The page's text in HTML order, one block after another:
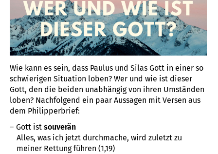
Wie kann es sein, dass Paulus und Silas Gott in einer so
schwierigen Situation loben? Wer und wie ist dieser
Gott, den die beiden unabhängig von ihren Umständen
loben? Nachfolgend ein paar Aussagen mit Versen aus
dem Philipperbrief:
Gott ist souverän
Alles, was ich jetzt durchmache, wird zuletzt zu
meiner Rettung führen (1,19)